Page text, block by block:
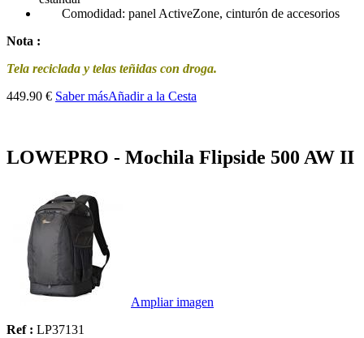
Comodidad: panel ActiveZone, cinturón de accesorios
Nota :
Tela reciclada y telas teñidas con droga.
449.90 € Saber másAñadir a la Cesta
LOWEPRO - Mochila Flipside 500 AW II
Ampliar imagen
Ref : LP37131